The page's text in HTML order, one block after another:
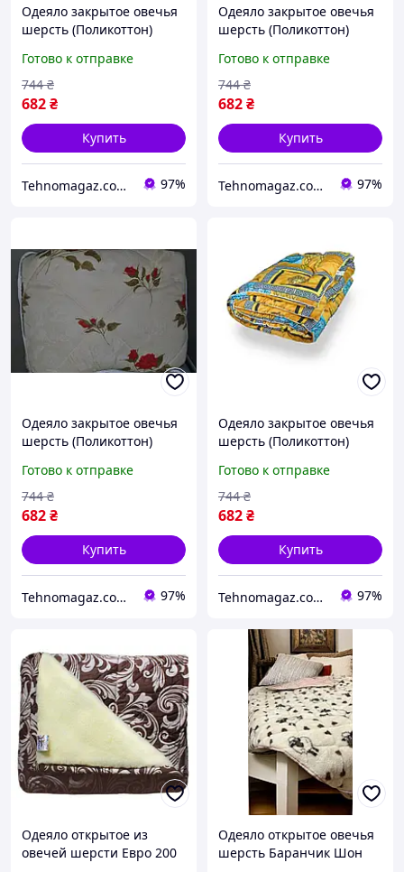
Одеяло закрытое овечья
шерсть (Поликоттон)
51021
Готово к отправке
682₴
744 ₴
Купить
Tehnomagaz.com.ua - это передовой интернет-магазин, специализирующийся на продаже техники 97%
Одеяло закрытое овечья
шерсть (Поликоттон)
51026 fresh
Готово к отправке
682₴
744 ₴
Купить
Tehnomagaz.com.ua - это передовой интернет-магазин, специализирующийся на продаже техники 97%
Одеяло закрытое овечья
шерсть (Поликоттон)
51028 fresh
Готово к отправке
682₴
744 ₴
Купить
Tehnomagaz.com.ua - это передовой интернет-магазин, специализирующийся на продаже техники 97%
Одеяло закрытое овечья
шерсть (Поликоттон)
51029
Готово к отправке
682₴
744 ₴
Купить
Tehnomagaz.com.ua - это передовой интернет-магазин, специализирующийся на продаже техники 97%
Одеяло открытое из
овечей шерсти Евро 200
Одеяло открытое овечья
шерсть Баранчик Шон